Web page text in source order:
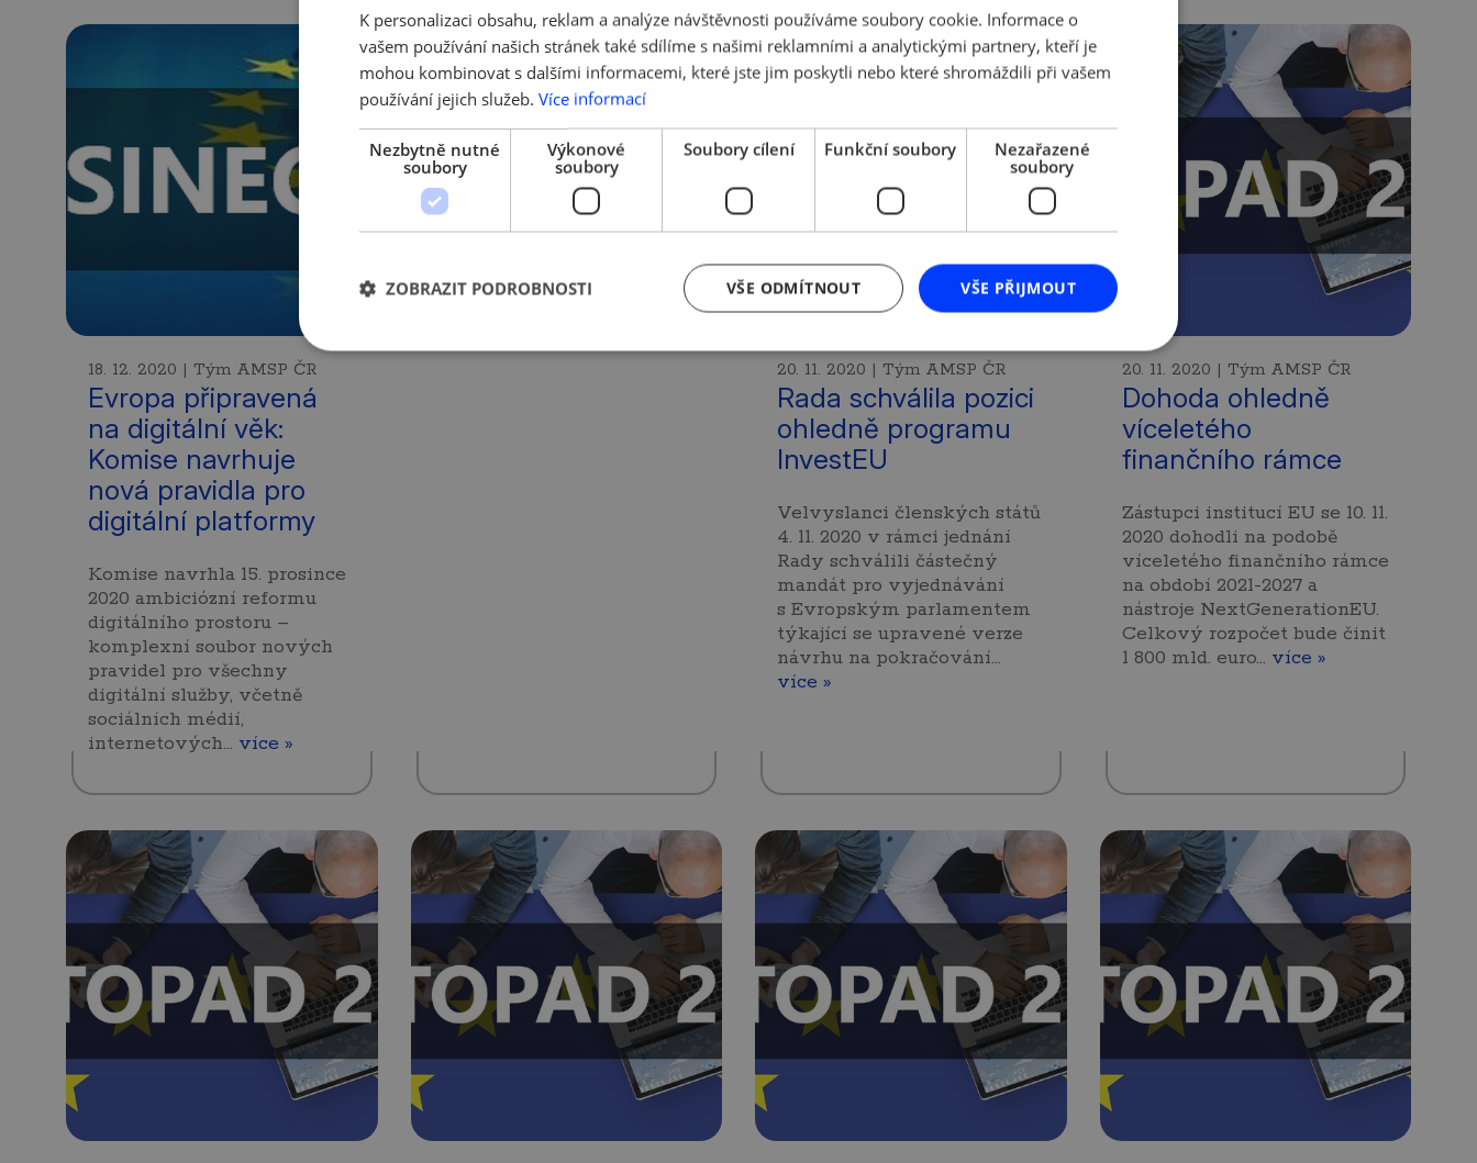
18. 12. 2020 | Tým AMSP ČR
Evropa připravená
na digitální věk:
Komise navrhuje
nová pravidla pro
digitální platformy
Komise navrhla 15. prosince
2020 ambiciózní reformu
digitálního prostoru –
komplexní soubor nových
pravidel pro všechny
digitální služby, včetně
sociálních médií,
internetových… více »
17. 12. 2020 | Tým AMSP ČR
TRADE NEWS
6/2020
Trade_News_2020_12
20. 11. 2020 | Tým AMSP ČR
Rada schválila pozici
ohledně programu
InvestEU
Velvyslanci členských států
4. 11. 2020 v rámci jednání
Rady schválili částečný
mandát pro vyjednávání
s Evropským parlamentem
týkající se upravené verze
návrhu na pokračování…
více »
20. 11. 2020 | Tým AMSP ČR
Dohoda ohledně
víceletého
finančního rámce
Zástupci institucí EU se 10. 11.
2020 dohodli na podobě
víceletého finančního rámce
na období 2021-2027 a
nástroje NextGenerationEU.
Celkový rozpočet bude činit
1 800 mld. euro… více »
ENGLISH
K personalizaci obsahu, reklam a analýze návštěvnosti používáme soubory cookie. Informace o
vašem používání našich stránek také sdílíme s našimi reklamními a analytickými partnery, kteří je
mohou kombinovat s dalšími informacemi, které jste jim poskytli nebo které shromáždili při vašem
používání jejich služeb. Více informací
Nezbytně nutné
soubory
Výkonové
soubory
Soubory cílení Funkční soubory
Nezařazené
soubory
VŠE PŘIJMOUT
VŠE ODMÍTNOUT
ZOBRAZIT PODROBNOSTI